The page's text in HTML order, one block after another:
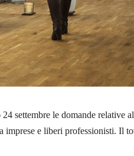
settembre le domande relative
e liberi professionisti. Il